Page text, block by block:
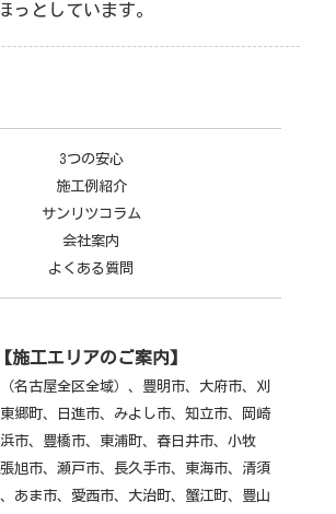
っとしています。
3つの安心
施工例紹介
サンリツコラム
会社案内
よくある質問
【施工エリアのご案内】
名古屋全区全域）、豊明市、大府市、刈
郷町、日進市、みよし市、知立市、岡崎
市、豊橋市、東浦町、春日井市、小牧
旭市、瀬戸市、長久手市、東海市、清須
あま市、愛西市、大治町、蟹江町、豊山